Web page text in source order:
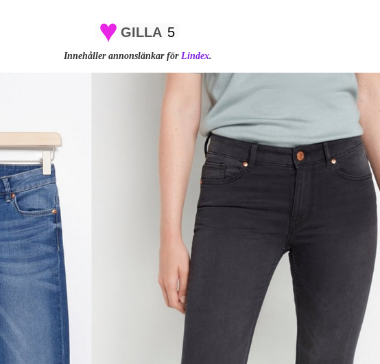
GILLA 5
Innehåller annonslänkar för Lindex.